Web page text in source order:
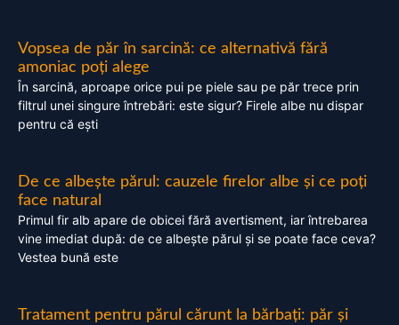
Vopsea de păr în sarcină: ce alternativă fără
amoniac poți alege
În sarcină, aproape orice pui pe piele sau pe păr trece prin
filtrul unei singure întrebări: este sigur? Firele albe nu dispar
pentru că ești
De ce albește părul: cauzele firelor albe și ce poți
face natural
Primul fir alb apare de obicei fără avertisment, iar întrebarea
vine imediat după: de ce albește părul și se poate face ceva?
Vestea bună este
Tratament pentru părul cărunt la bărbați: păr și